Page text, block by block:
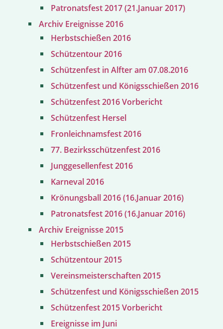
Patronatsfest 2017 (21.Januar 2017)
Archiv Ereignisse 2016
Herbstschießen 2016
Schützentour 2016
Schützenfest in Alfter am 07.08.2016
Schützenfest und Königsschießen 2016
Schützenfest 2016 Vorbericht
Schützenfest Hersel
Fronleichnamsfest 2016
77. Bezirksschützenfest 2016
Junggesellenfest 2016
Karneval 2016
Krönungsball 2016 (16.Januar 2016)
Patronatsfest 2016 (16.Januar 2016)
Archiv Ereignisse 2015
Herbstschießen 2015
Schützentour 2015
Vereinsmeisterschaften 2015
Schützenfest und Königsschießen 2015
Schützenfest 2015 Vorbericht
Ereignisse im Juni